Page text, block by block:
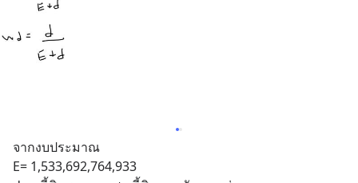
จากงบประมาณ
E= 1,533,692,764,933